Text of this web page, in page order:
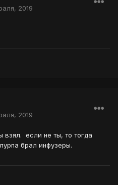
2019
2019
если не ты, то тогда
брал инфузеры.